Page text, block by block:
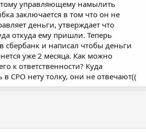
управляющему намылить
заключается в том что он не
деньги, утверждает что
откуда ему пришли. Теперь
сбербанк и написал чтобы деньги
уже 2 месяца. Как можно
к ответственности? Куда
в СРО нету толку, они не отвечают((